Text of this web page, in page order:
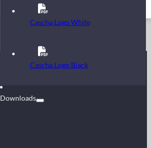
Kontakt
Downloads
Cascha Logo White
Cascha Logo Black